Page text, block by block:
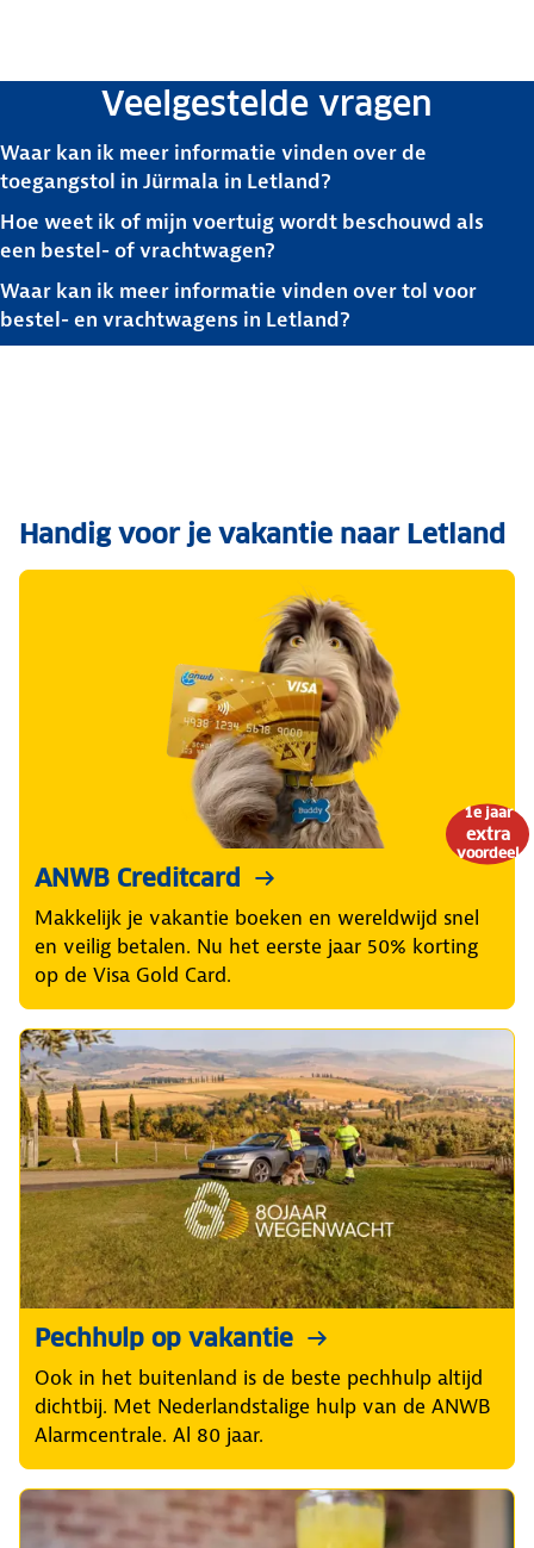
Veelgestelde vragen
Waar kan ik meer informatie vinden over de
toegangstol in Jürmala in Letland?
Hoe weet ik of mijn voertuig wordt beschouwd als
een bestel- of vrachtwagen?
Waar kan ik meer informatie vinden over tol voor
bestel- en vrachtwagens in Letland?
Handig voor je vakantie naar Letland
1e jaar
extra
voordeel
ANWB Creditcard
Makkelijk je vakantie boeken en wereldwijd snel
en veilig betalen. Nu het eerste jaar 50% korting
op de Visa Gold Card.
Pechhulp op vakantie
Ook in het buitenland is de beste pechhulp altijd
dichtbij. Met Nederlandstalige hulp van de ANWB
Alarmcentrale. Al 80 jaar.